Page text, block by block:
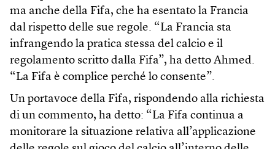
ma anche della Fifa, che ha esentato la Francia
dal rispetto delle sue regole. “La Francia sta
infrangendo la pratica stessa del calcio e il
regolamento scritto dalla Fifa”, ha detto Ahmed.
“La Fifa è complice perché lo consente”.
Un portavoce della Fifa, rispondendo alla richiesta
di un commento, ha detto: “La Fifa continua a
monitorare la situazione relativa all’applicazione